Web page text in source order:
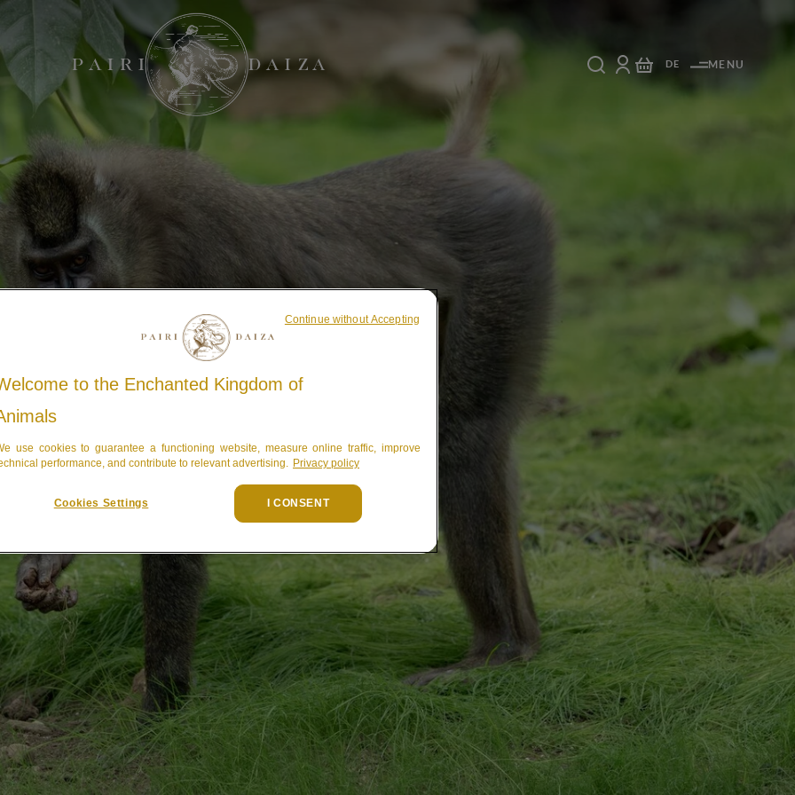
DE MENU
to the Enchanted Kingdom of
use cookies to guarantee a functioning website, measure online traffic, improve
performance, and contribute to relevant advertising.
Privacy policy
Cookies Settings I CONSENT
Continue without Accepting